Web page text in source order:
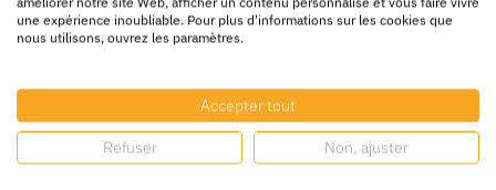
conseillons d'archiver vos documents par ordre
chrnologiques. Rangez vos documents dans des
placez-les dans des chemises, pochettes, trieurs,
classeurs ou encore dans desboîtes de classement
fois vos documents classés, rangez-les soigneusement
dans des portes-revues ou boîtes archives, puis dans des
une expérience inoubliable. Pour plus d'informations sur les cookies que
nous utilisons, ouvrez les paramètres.
Accepter tout
Refuser Non, ajuster